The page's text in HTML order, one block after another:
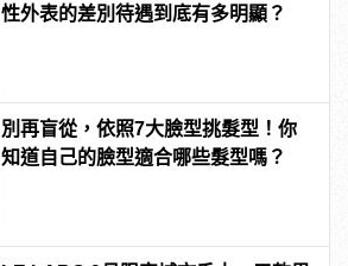
性外表的差別待遇到底有多明顯？
別再盲從，依照7大臉型挑髮型！你
知道自己的臉型適合哪些髮型嗎？